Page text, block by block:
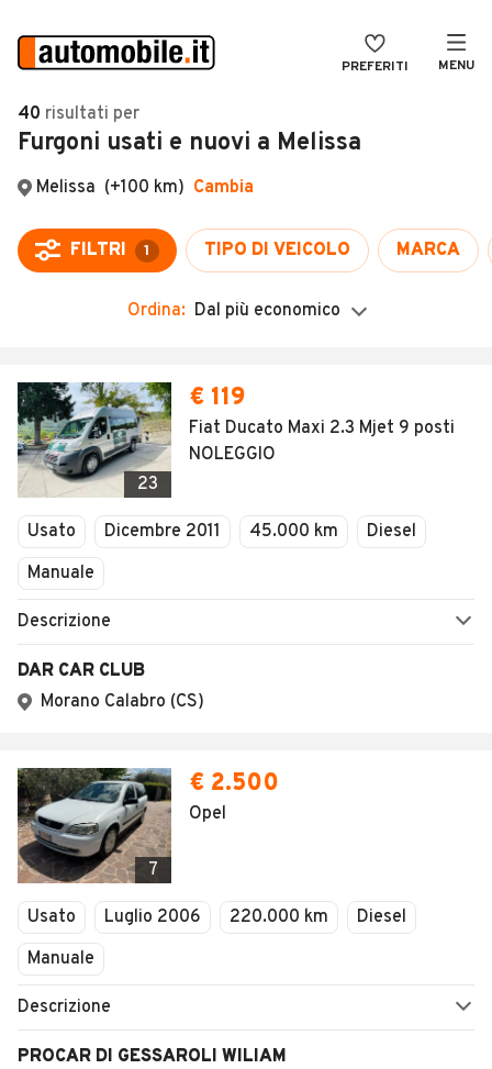
PREFERITI MENU
Auto
Auto usate
Auto Km 0
Auto Nuove
Noleggio a lungo termine
Moto
Camper
Veicoli Commerciali
Concessionari
VENDI
MAGAZINE
ACCEDI
40 risultati per
Furgoni usati e nuovi a Melissa
Ordina: Dal più economico
23
€ 119
Fiat Ducato Maxi 2.3 Mjet 9 posti
NOLEGGIO
Usato Dicembre 2011 45.000 km
Diesel
Manuale
Descrizione
DAR CAR CLUB
Morano Calabro (CS)
7
€ 2.500
Opel
Usato Luglio 2006 220.000 km
Diesel
Manuale
Descrizione
PROCAR DI GESSAROLI WILIAM